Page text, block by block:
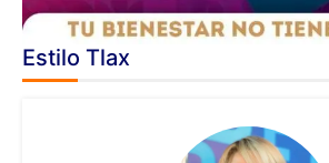
Estilo Tlax